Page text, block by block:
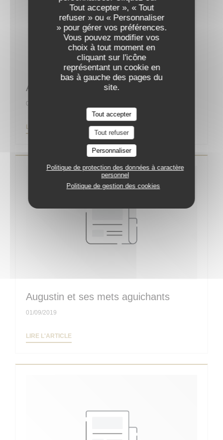
Tout accepter », « Tout
refuser » ou « Personnaliser
» pour gérer vos préférences.
Vous pouvez modifier vos
choix à tout moment en
cliquant sur l'icône
représentant un cookie en
bas à gauche des pages du
site.
Tout accepter
Tout refuser
Personnaliser
Politique de protection des données à caractère
personnel
Politique de gestion des cookies
Augustin, la nouvelle bonne adresse
01/09/2019
LIRE L'ARTICLE ((OUVRE UNE NOUVELLE FENÊTRE))
Augustin et ses mets aguichants
01/09/2019
LIRE L'ARTICLE